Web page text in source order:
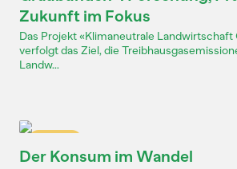
Zukunft im Fokus
Das Projekt «Klimaneutrale Landwirtschaft
verfolgt das Ziel, die
Landw...
Der Konsum im Wandel